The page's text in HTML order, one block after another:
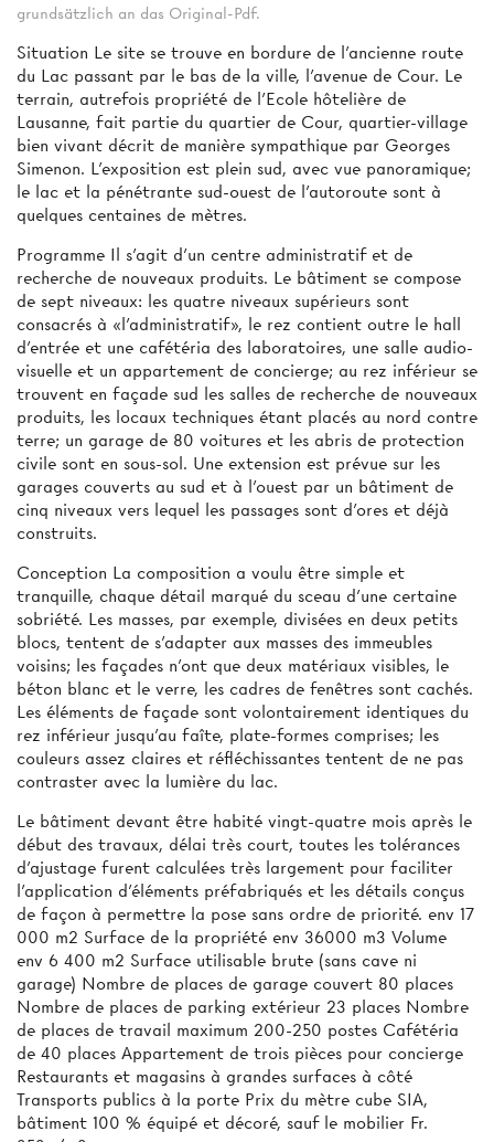
grundsätzlich an das Original-Pdf.
Situation Le site se trouve en bordure de l'ancienne route
du Lac passant par le bas de la ville, l'avenue de Cour. Le
terrain, autrefois propriété de l'Ecole hôtelière de
Lausanne, fait partie du quartier de Cour, quartier-village
bien vivant décrit de manière sympathique par Georges
Simenon. L’exposition est plein sud, avec vue panoramique;
le lac et la pénétrante sud-ouest de l’autoroute sont à
quelques centaines de mètres.
Programme Il s'agit d’un centre administratif et de
recherche de nouveaux produits. Le bâtiment se compose
de sept niveaux: les quatre niveaux supérieurs sont
consacrés à «l’administratif», le rez contient outre le hall
d’entrée et une cafétéria des laboratoires, une salle audio-
visuelle et un appartement de concierge; au rez inférieur se
trouvent en façade sud les salles de recherche de nouveaux
produits, les locaux techniques étant placés au nord contre
terre; un garage de 80 voitures et les abris de protection
civile sont en sous-sol. Une extension est prévue sur les
garages couverts au sud et à l’ouest par un bâtiment de
cinq niveaux vers lequel les passages sont d’ores et déjà
construits.
Conception La composition a voulu être simple et
tranquille, chaque détail marqué du sceau d’une certaine
sobriété. Les masses, par exemple, divisées en deux petits
blocs, tentent de s'adapter aux masses des immeubles
voisins; les façades n'ont que deux matériaux visibles, le
béton blanc et le verre, les cadres de fenêtres sont cachés.
Les éléments de façade sont volontairement identiques du
rez inférieur jusqu’au faîte, plate-formes comprises; les
couleurs assez claires et réfléchissantes tentent de ne pas
contraster avec la lumière du lac.
Le bâtiment devant être habité vingt-quatre mois après le
début des travaux, délai très court, toutes les tolérances
d’ajustage furent calculées très largement pour faciliter
l’application d’éléments préfabriqués et les détails conçus
de façon à permettre la pose sans ordre de priorité. env 17
000 m2 Surface de la propriété env 36000 m3 Volume
env 6 400 m2 Surface utilisable brute (sans cave ni
garage) Nombre de places de garage couvert 80 places
Nombre de places de parking extérieur 23 places Nombre
de places de travail maximum 200-250 postes Cafétéria
de 40 places Appartement de trois pièces pour concierge
Restaurants et magasins à grandes surfaces à côté
Transports publics à la porte Prix du mètre cube SIA,
bâtiment 100 % équipé et décoré, sauf le mobilier Fr.